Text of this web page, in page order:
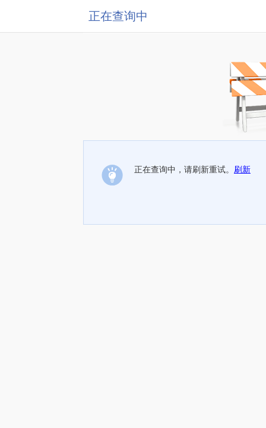
正在查询中
正在查询中，请刷新重试。 刷新